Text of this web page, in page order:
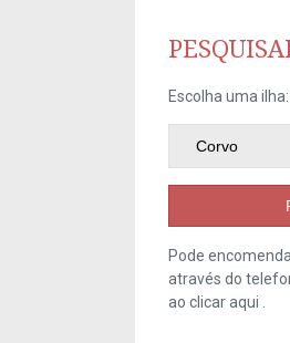
Escolha uma ilha:
Pode
através do
ao clicaraqui